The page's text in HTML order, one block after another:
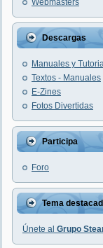
Webmasters
Descargas
Manuales y
Textos - Manuales
E-Zines
Fotos Divertidas
Participa
Foro
Tema
Únete al Grupo